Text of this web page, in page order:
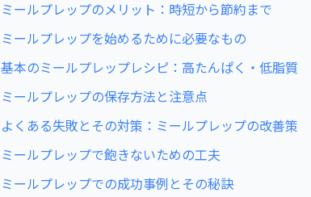
ミールプレップのメリット：時短から節約まで
ミールプレップを始めるために必要なもの
基本のミールプレップレシピ：高たんぱく・低脂質
ミールプレップの保存方法と注意点
よくある失敗とその対策：ミールプレップの改善策
ミールプレップで飽きないための工夫
ミールプレップでの成功事例とその秘訣